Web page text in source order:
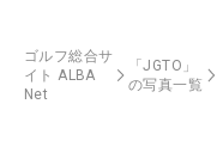
ゴルフ総合サ
イト ALBA
Net
「JGTO」
の写真一覧